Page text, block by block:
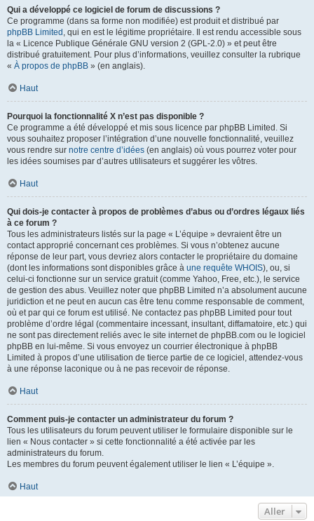
Qui a développé ce logiciel de forum de discussions ?
Ce programme (dans sa forme non modifiée) est produit et distribué par
phpBB Limited , qui en est le légitime propriétaire. Il est rendu accessible sous
la « Licence Publique Générale GNU version 2 (GPL-2.0) » et peut être
distribué gratuitement. Pour plus d’informations, veuillez consulter la rubrique
« À propos de phpBB » (en anglais).
Haut
Pourquoi la fonctionnalité X n’est pas disponible ?
Ce programme a été développé et mis sous licence par phpBB Limited. Si
vous souhaitez proposer l’intégration d’une nouvelle fonctionnalité, veuillez
vous rendre sur notre centre d’idées (en anglais) où vous pourrez voter pour
les idées soumises par d’autres utilisateurs et suggérer les vôtres.
Haut
Qui dois-je contacter à propos de problèmes d’abus ou d’ordres légaux liés
à ce forum ?
Tous les administrateurs listés sur la page « L’équipe » devraient être un
contact approprié concernant ces problèmes. Si vous n’obtenez aucune
réponse de leur part, vous devriez alors contacter le propriétaire du domaine
(dont les informations sont disponibles grâce à une requête WHOIS), ou, si
celui-ci fonctionne sur un service gratuit (comme Yahoo, Free, etc.), le service
de gestion des abus. Veuillez noter que phpBB Limited n’a absolument aucune
juridiction et ne peut en aucun cas être tenu comme responsable de comment,
où et par qui ce forum est utilisé. Ne contactez pas phpBB Limited pour tout
problème d’ordre légal (commentaire incessant, insultant, diffamatoire, etc.) qui
ne sont pas directement reliés avec le site internet de phpBB.com ou le logiciel
phpBB en lui-même. Si vous envoyez un courrier électronique à phpBB
Limited à propos d’une utilisation de tierce partie de ce logiciel, attendez-vous
à une réponse laconique ou à ne pas recevoir de réponse.
Haut
Comment puis-je contacter un administrateur du forum ?
Tous les utilisateurs du forum peuvent utiliser le formulaire disponible sur le
lien « Nous contacter » si cette fonctionnalité a été activée par les
administrateurs du forum.
Les membres du forum peuvent également utiliser le lien « L’équipe ».
Haut
Aller